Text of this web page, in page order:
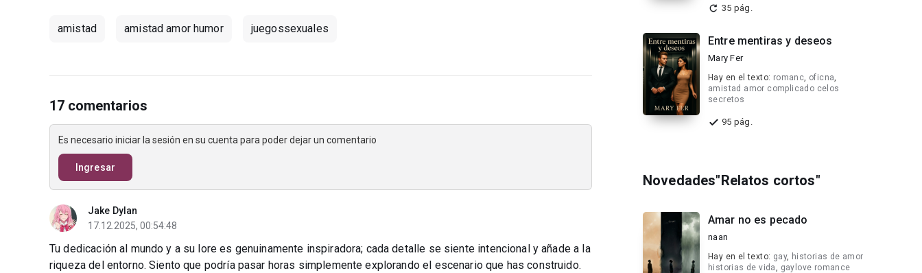
amistad amistad amor humor juegossexuales
17 comentarios
Es necesario iniciar la sesión en su cuenta para poder dejar un comentario
Ingresar
Jake Dylan
17.12.2025, 00:54:48
Tu dedicación al mundo y a su lore es genuinamente inspiradora; cada detalle se siente intencional y añade a la
riqueza del entorno. Siento que podría pasar horas simplemente explorando el escenario que has construido.
35 pág.
Entre mentiras y deseos
Mary Fer
Hay en el texto: romanc, oficna,
amistad amor complicado celos
secretos
95 pág.
Novedades"Relatos cortos"
Amar no es pecado
naan
Hay en el texto: gay, historias de amor
historias de vida, gaylove romance